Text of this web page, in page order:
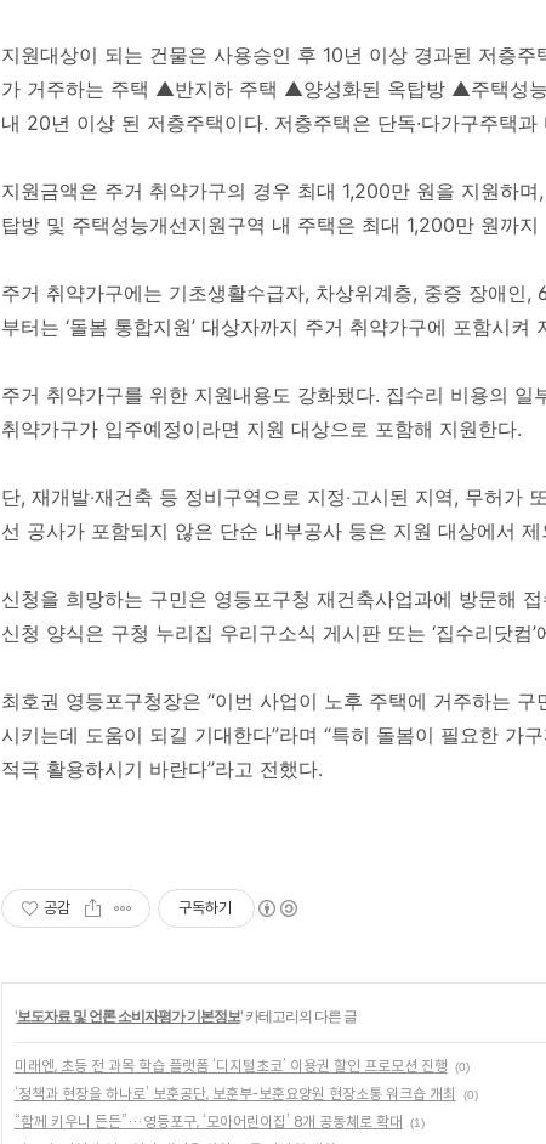
지원대상이 되는 건물은 사용승인 후 10년 이상 경과된 저층
가 거주하는 주택 ▲반지하 주택 ▲양성화된 옥탑방 ▲주택성
내 20년 이상 된 저층주택이다. 저층주택은 단독·다가구주택과
지원금액은 주거 취약가구의 경우 최대 1,200만 원을 지원하
탑방 및 주택성능개선지원구역 내 주택은 최대 1,200만 원까
주거 취약가구에는 기초생활수급자, 차상위계층, 중증 장애인
부터는 ‘돌봄 통합지원’ 대상자까지 주거 취약가구에 포함시켜
주거 취약가구를 위한 지원내용도 강화됐다. 집수리 비용의
취약가구가 입주예정이라면 지원 대상으로 포함해 지원한다.
단, 재개발‧재건축 등 정비구역으로 지정‧고시된 지역, 무허가
선 공사가 포함되지 않은 단순 내부공사 등은 지원 대상에서 제
신청을 희망하는 구민은 영등포구청 재건축사업과에 방문해
신청 양식은 구청 누리집 우리구소식 게시판 또는 ‘집수리닷컴
최호권 영등포구청장은 “이번 사업이 노후 주택에 거주하는
시키는데 도움이 되길 기대한다”라며 “특히 돌봄이 필요한 가
적극 활용하시기 바란다”라고 전했다.
공감 구독하기
'보도자료 및 언론 소비자평가 기본정보' 카테고리의 다른 글
미래엔, 초등 전 과목 학습 플랫폼 ‘디지털초코’ 이용권 할인 프로모션 진행 (0)
‘정책과 현장을 하나로’ 보훈공단, 보훈부-보훈요양원 현장소통 워크숍 개최 (0)
“함께 키우니 든든”…영등포구, ‘모아어린이집’ 8개 공동체로 확대 (1)